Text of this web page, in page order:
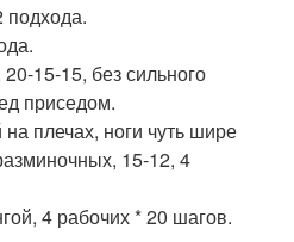
подхода.
15-15, без сильного
приседом.
плечах, ноги чуть шире
15-12, 4
4 рабочих * 20 шагов.